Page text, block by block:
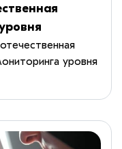
уровня
Система под